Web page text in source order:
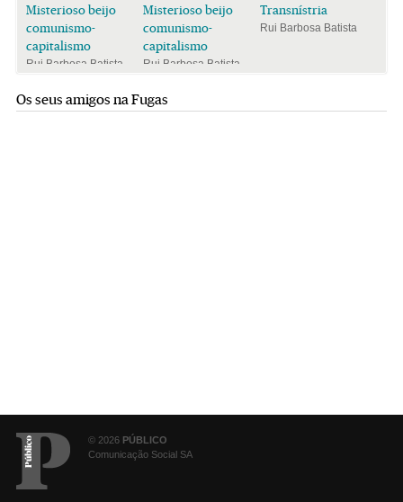
Misterioso beijo
comunismo-
capitalismo
Rui Barbosa Batista
Misterioso beijo
comunismo-
capitalismo
Rui Barbosa Batista
Transnístria
Rui Barbosa Batista
Os seus amigos na Fugas
© 2026 PÚBLICO
Comunicação Social SA